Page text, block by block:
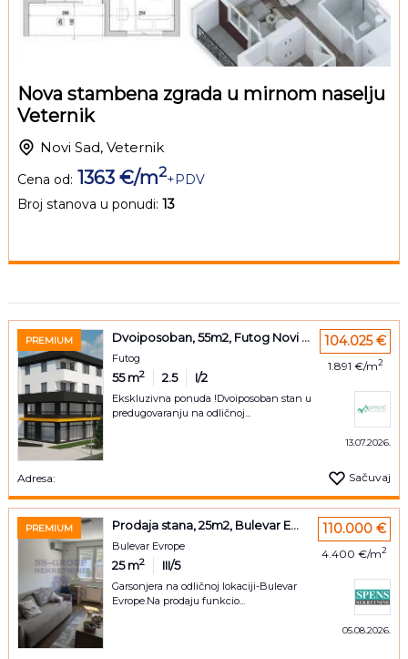
Nova stambena zgrada u mirnom naselju
Veternik
Novi Sad, Veternik
Cena od: 1363 €/m2+PDV
Broj stanova u ponudi: 13
PREMIUM Dvoiposoban, 55m2, Futog Novi ...
Futog
55m2 2.5 I/2
Ekskluzivna ponuda !Dvoiposoban stan u
predugovaranju na odličnoj...
104.025 €
1.891 €/m2
13.07.2026.
Adresa: Sačuvaj
PREMIUM Prodaja stana, 25m2, Bulevar E...
Bulevar Evrope
25m2 III/5
Garsonjera na odličnoj lokaciji-Bulevar
Evrope.Na prodaju funkcio...
110.000 €
4.400 €/m2
05.08.2026.